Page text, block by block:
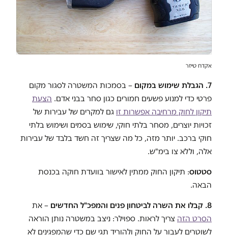
אקדח טייזר
7. הגבלת שימוש במקום
– בסמכות המשטרה לסגור מקום
פרטי כדי למנוע פשעים חמורים כגון סחר בבני אדם. הצעת
תיקון לחוק מרחיבה אפשרות זו גם למקרים של עבירות של
זכויות יוצרים, מסחר בלתי חוקי, שימוש בסמים ושימוש בלתי
חוקי ברכב. יותר מזה, כל מה שצריך זה חשד בלבד של עבירות
אלה, וללא צו בימ"ש.
סטטוס: תיקון החוק ממתין לאישור בוועדת חוקה בכנסת
הבאה.
8. קבלו את השרה לביטחון פנים והמפכ"ל החדשים – את
הסרט הזה צריך לראות. ספוילר: ניצב במשטרה נותן הוראה
לשוטרים לעבור על החוק ולהוריד תגי שם כדי שהמפגינים לא